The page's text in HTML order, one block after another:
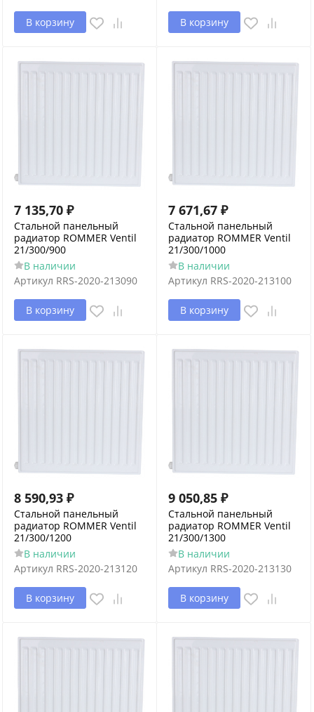
В корзину В корзину
7 135,70 ₽
Стальной панельный
радиатор ROMMER Ventil
21/300/900
В наличии
Артикул RRS-2020-213090
В корзину
7 671,67 ₽
Стальной панельный
радиатор ROMMER Ventil
21/300/1000
В наличии
Артикул RRS-2020-213100
В корзину
8 590,93 ₽
Стальной панельный
радиатор ROMMER Ventil
21/300/1200
В наличии
Артикул RRS-2020-213120
В корзину
9 050,85 ₽
Стальной панельный
радиатор ROMMER Ventil
21/300/1300
В наличии
Артикул RRS-2020-213130
В корзину